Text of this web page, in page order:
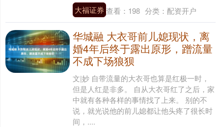
大福证券 查看： 198 分类： 配资开户
华城融 大衣哥前儿媳现状，离
婚4年后终于露出原形，蹭流量
不成下场狼狈
文|妙 自带流量的大衣哥也算是红极一时，
但是人红是非多。 自从大衣哥红了之后，家
中就有各种各样的事情找了上来。 别的不
说，就光说他的前儿媳都让他头疼了很长时
间，....